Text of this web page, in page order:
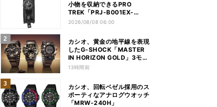
小物を収納できるPRO
TREK「PRJ-B001EX-
1JR」
2026/08/08 06:00
カシオ、黄金の地平線を表現
したG-SHOCK「MASTER
IN HORIZON GOLD」3モデ
ル
13時間前
カシオ、回転ベゼル採用のス
ポーティなアナログウオッチ
「MRW-240H」